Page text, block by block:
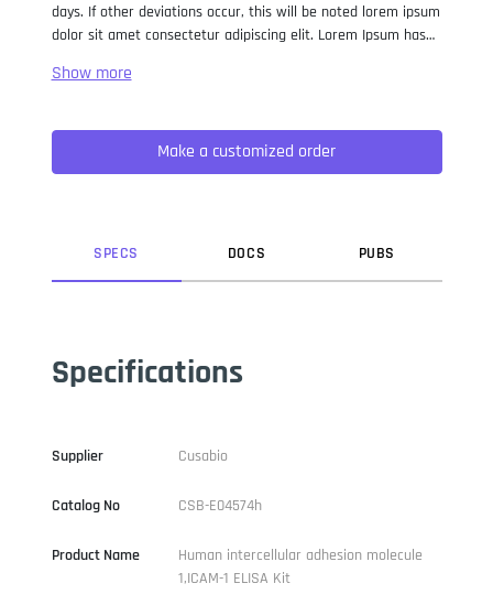
days. If other deviations occur, this will be noted lorem ipsum
dolor sit amet consectetur adipiscing elit. Lorem Ipsum has
when an unknown printer took a galley of type and
not only five centuries, but also the leap into electronic
typesetting, remaining essentially unchanged. It was
popularised in the 1960s with the release of Letraset sheets
Make a customized order
SPECS DOCS PUBS
Specifications
Supplier Cusabio
Catalog No CSB-E04574h
Product Name
Human intercellular adhesion molecule
1,ICAM-1 ELISA Kit